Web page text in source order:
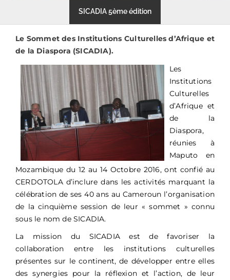
SICADIA 5ème édition
Le Sommet des Institutions Culturelles d’Afrique et
de la Diaspora (SICADIA).
Les
Institutions
Culturelles
d’Afrique et
de la
Diaspora,
réunies à
Maputo en
Mozambique du 12 au 14 Octobre 2016, ont confié au
CERDOTOLA d’inclure dans les activités marquant la
célébration de ses 40 ans au Cameroun l’organisation
de la cinquième session de leur « sommet » connu
sous le nom de SICADIA.
La mission du SICADIA est de favoriser la
collaboration entre les institutions culturelles
présentes sur le continent, de développer entre elles
des synergies pour la réflexion et l’action, de leur